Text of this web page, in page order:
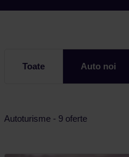
Toate Auto noi
Autoturisme - 9 oferte